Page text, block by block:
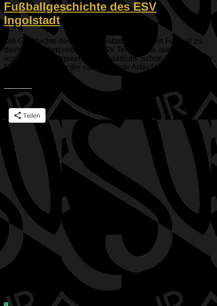
Fußballgeschichte des ESV
Ingolstadt
Die Geschichte des ESV Ingolstadt hat viel mit Fußball zu,
deshalb existiert neben der ESV Tennishalle auch das
nostalgische Ringseer Fußballstadium. Schon im April ist zur
Fußballgeschichte der nachfolgende Artikel im Donaukurier
Teilen mit:
Teilen